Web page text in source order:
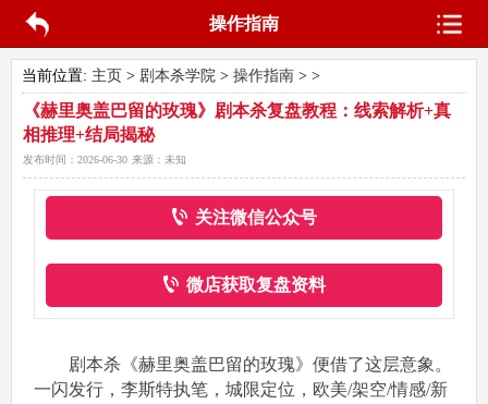
操作指南
当前位置: 主页 > 剧本杀学院> 操作指南> >
《赫里奥盖巴留的玫瑰》剧本杀复盘教程：线索解析+真
相推理+结局揭秘
发布时间： 2026-06-30 来源： 未知
关注微信公众号
微店获取复盘资料
剧本杀《赫里奥盖巴留的玫瑰》便借了这层意象。
一闪发行，李斯特执笔，城限定位，欧美/架空/情感/新